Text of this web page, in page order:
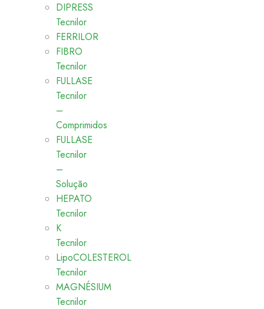
DIPRESS
Tecnilor
FERRILOR
FIBRO
Tecnilor
FULLASE
Tecnilor
–
Comprimidos
FULLASE
Tecnilor
–
Solução
HEPATO
Tecnilor
K
Tecnilor
LipoCOLESTEROL
Tecnilor
MAGNÉSIUM
Tecnilor